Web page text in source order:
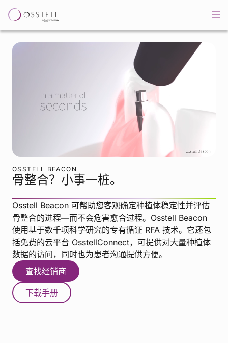
OSSTELL BEACON
骨整合？小事一桩。
Osstell Beacon 可帮助您客观确定种植体稳定性并评估
骨整合的进程—而不会危害愈合过程。Osstell Beacon
使用基于数千项科学研究的专有循证 RFA 技术。它还包
括免费的云平台 OsstellConnect，可提供对大量种植体
数据的访问，同时也为患者沟通提供方便。
查找经销商
下载手册